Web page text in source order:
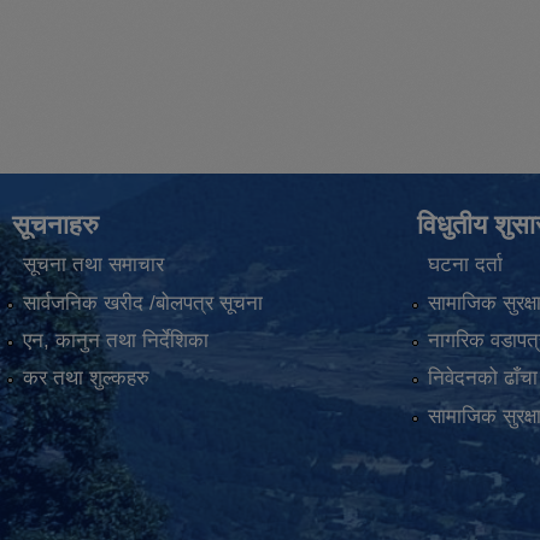
सूचनाहरु
सूचना तथा समाचार
सार्वजनिक खरीद /बोलपत्र सूचना
एन, कानुन तथा निर्देशिका
कर तथा शुल्कहरु
विधुतीय
घटना दर्ता
सामाजिक सुरक्षा
नागरिक
निवेदनको ढाँचा
सामाजिक सुरक्षा